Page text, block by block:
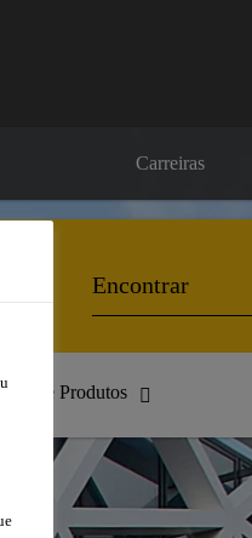
Carreiras
de Produtos